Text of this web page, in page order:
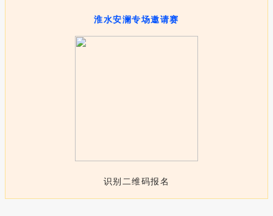
淮水安澜专场邀请赛
识别二维码报名